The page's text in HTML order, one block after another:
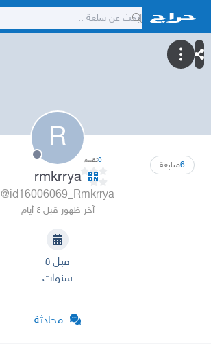
R
6متابعة 0تقييم
rmkrrya
@id16006069_Rmkrrya
آخر ظهور قبل ٤ أيام
قبل ٥
سنوات
محادثة